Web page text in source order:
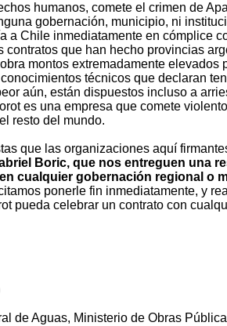
humanos, comete el crimen de
gobernación, municipio, ni
a Chile inmediatamente en cómplice
que han hecho provincias
montos extremadamente elevados
técnicos que declaran
aún, están dispuestos incluso a
es una empresa que comete
resto del mundo.
que las organizaciones aquí
Boric, que nos entreguen una
cualquier gobernación regional o
ponerle fin inmediatamente, y
pueda celebrar un contrato con
de Aguas, Ministerio de Obras